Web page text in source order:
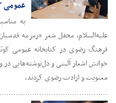
عمومی
به
علیه‌السلام، محفل شعر «زمزمه
فرهنگ رضوی در کتابخانه عمومی
خوانش اشعار آئینی و دل‌نوشته‌هایی
معنویت و ارادت رضوی کردند.